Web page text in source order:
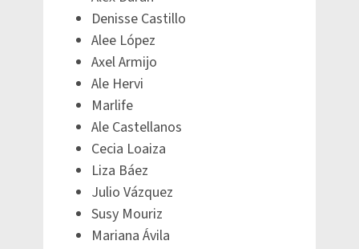
Denisse Castillo
Alee López
Axel Armijo
Ale Hervi
Marlife
Ale Castellanos
Cecia Loaiza
Liza Báez
Julio Vázquez
Susy Mouriz
Mariana Ávila